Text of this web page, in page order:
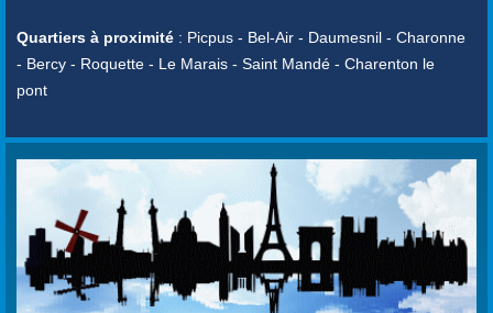
Quartiers à proximité : Picpus - Bel-Air - Daumesnil - Charonne
- Bercy - Roquette - Le Marais - Saint Mandé - Charenton le
pont